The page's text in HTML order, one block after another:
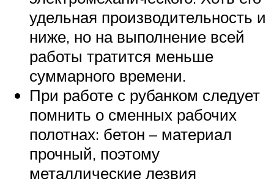
удельная производительность и
ниже, но на выполнение всей
работы тратится меньше
суммарного времени.
При работе с рубанком следует
помнить о сменных рабочих
полотнах: бетон – материал
прочный, поэтому
металлические лезвия